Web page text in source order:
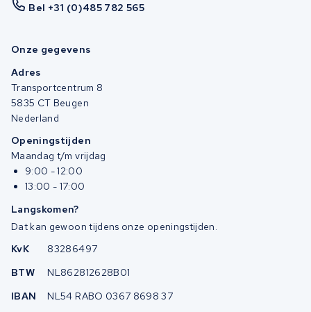
Bel +31 (0)485 782 565
Onze gegevens
Adres
Transportcentrum 8
5835 CT Beugen
Nederland
Openingstijden
Maandag t/m vrijdag
9:00 - 12:00
13:00 - 17:00
Langskomen?
Dat kan gewoon tijdens onze openingstijden.
KvK
83286497
BTW
NL862812628B01
IBAN
NL54 RABO 0367 8698 37